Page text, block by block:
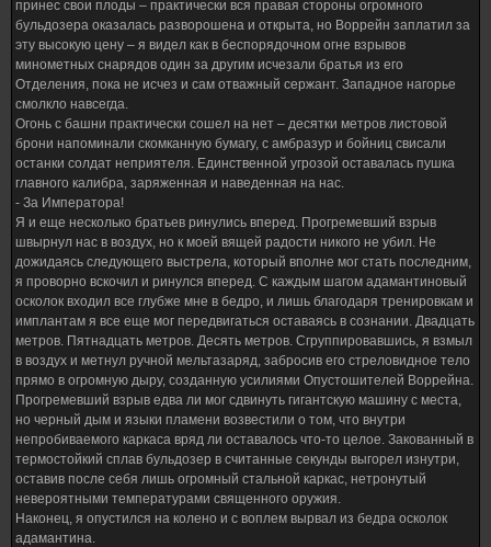
принес свои плоды – практически вся правая стороны огромного
бульдозера оказалась разворошена и открыта, но Воррейн заплатил за
эту высокую цену – я видел как в беспорядочном огне взрывов
минометных снарядов один за другим исчезали братья из его
Отделения, пока не исчез и сам отважный сержант. Западное нагорье
смолкло навсегда.
Огонь с башни практически сошел на нет – десятки метров листовой
брони напоминали скомканную бумагу, с амбразур и бойниц свисали
останки солдат неприятеля. Единственной угрозой оставалась пушка
главного калибра, заряженная и наведенная на нас.
- За Императора!
Я и еще несколько братьев ринулись вперед. Прогремевший взрыв
швырнул нас в воздух, но к моей вящей радости никого не убил. Не
дожидаясь следующего выстрела, который вполне мог стать последним,
я проворно вскочил и ринулся вперед. С каждым шагом адамантиновый
осколок входил все глубже мне в бедро, и лишь благодаря тренировкам и
имплантам я все еще мог передвигаться оставаясь в сознании. Двадцать
метров. Пятнадцать метров. Десять метров. Сгруппировавшись, я взмыл
в воздух и метнул ручной мельтазаряд, забросив его стреловидное тело
прямо в огромную дыру, созданную усилиями Опустошителей Воррейна.
Прогремевший взрыв едва ли мог сдвинуть гигантскую машину с места,
но черный дым и языки пламени возвестили о том, что внутри
непробиваемого каркаса вряд ли оставалось что-то целое. Закованный в
термостойкий сплав бульдозер в считанные секунды выгорел изнутри,
оставив после себя лишь огромный стальной каркас, нетронутый
невероятными температурами священного оружия.
Наконец, я опустился на колено и с воплем вырвал из бедра осколок
адамантина.